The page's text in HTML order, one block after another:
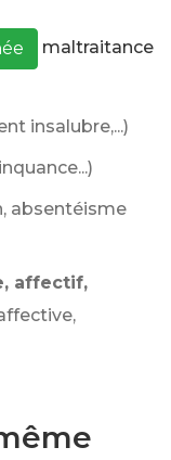
maltraitance
insalubre,...)
absentéisme
affectif,